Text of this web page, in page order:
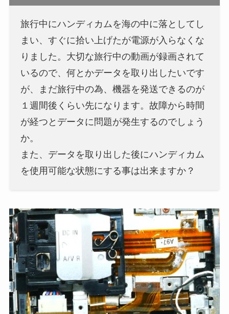
旅行中にハンディカムを海の中に落としてし
まい、すぐに拾い上げたが電源が入らなくな
りました。大切な旅行中の動画が録画されて
いるので、何とかデータを取り出したいです
が、まだ旅行中の為、機器を発送できるのが
１週間後くらい先になります。故障から時間
が経つとデータに問題が発生するのでしょう
か。
また、データを取り出した後にハンディカム
を使用可能な状態にする事は出来ますか？